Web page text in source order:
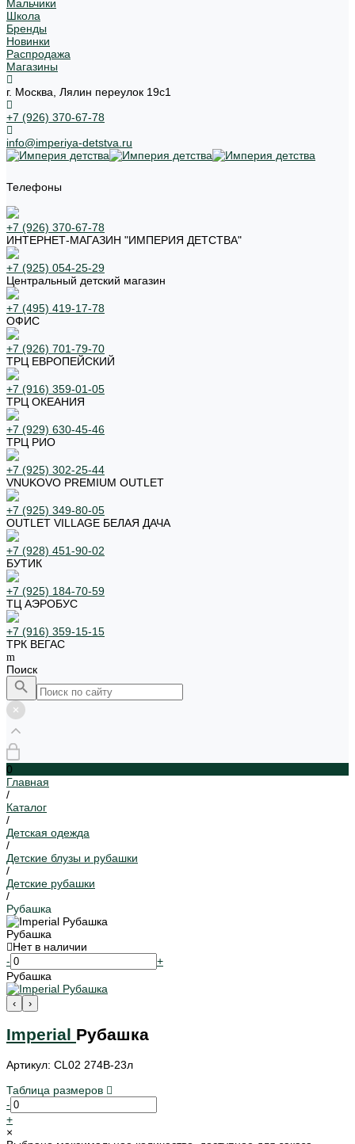
Мальчики
Школа
Бренды
Новинки
Распродажа
Магазины
г. Москва, Лялин переулок 19с1
+7 (926) 370-67-78
info@imperiya-detstva.ru
Телефоны
+7 (926) 370-67-78
ИНТЕРНЕТ-МАГАЗИН "ИМПЕРИЯ ДЕТСТВА"
+7 (925) 054-25-29
Центральный детский магазин
+7 (495) 419-17-78
ОФИС
+7 (926) 701-79-70
ТРЦ ЕВРОПЕЙСКИЙ
+7 (916) 359-01-05
ТРЦ ОКЕАНИЯ
+7 (929) 630-45-46
ТРЦ РИО
+7 (925) 302-25-44
VNUKOVO PREMIUM OUTLET
+7 (925) 349-80-05
OUTLET VILLAGE БЕЛАЯ ДАЧА
+7 (928) 451-90-02
БУТИК
+7 (925) 184-70-59
ТЦ АЭРОБУС
+7 (916) 359-15-15
ТРК ВЕГАС
Поиск
0
Главная
/
Каталог
/
Детская одежда
/
Детские блузы и рубашки
/
Детские рубашки
/
Рубашка
Рубашка
Нет в наличии
-
+
Рубашка
‹ ›
Imperial Рубашка
Артикул: CL02 274B-23л
Таблица размеров
-
+
×